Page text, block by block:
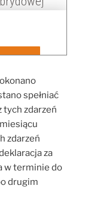
spełniać
tych zdarzeń
zdarzeń
za
w terminie do
drugim